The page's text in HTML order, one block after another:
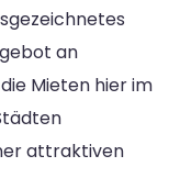
an
Mieten hier im
attraktiven